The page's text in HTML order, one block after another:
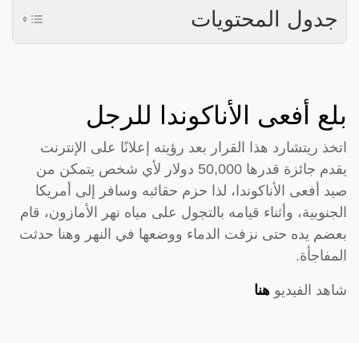
جدول المحتويات
بلع أفعى الأناكوندا للرجل
اتخذ ريتشارد هذا القرار بعد رؤيته إعلانًا على الإنترنت
يقدم جائزة قدرها 50,000 دولار لأي شخص يتمكن من
صيد أفعى الأناكوندا، لذا حزم حقائبه وسافر إلى أمريكا
الجنوبية، وأثناء قيامه بالتجول على مياه نهر الأمازون، قام
بعضم يده حتى نزفت الدماء ووضعها في النهر وهنا حدثت
المفاجأة.
شاهد الفيديو هنا